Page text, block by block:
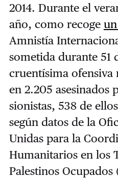
2014. Durante el
año, como recoge
Amnistía
sometida durante 51
cruentísima
en 2.205 asesinados
sionistas, 538 de
según datos de la
Unidas para la
Humanitarios en los
Palestinos Ocupados